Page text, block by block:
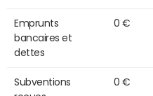
Emprunts
bancaires et
dettes
0 €
Subventions
0 €